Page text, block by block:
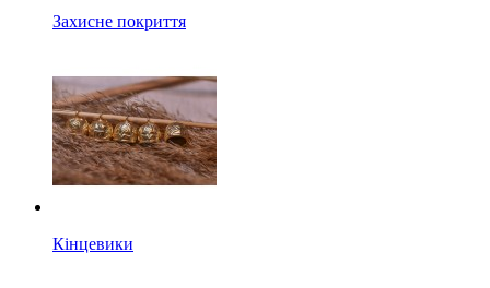
Захисне покриття
Кінцевики